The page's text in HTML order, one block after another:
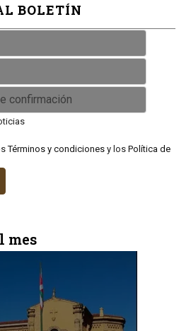
BOLETÍN
Términos y condicionesy los Política de
mes